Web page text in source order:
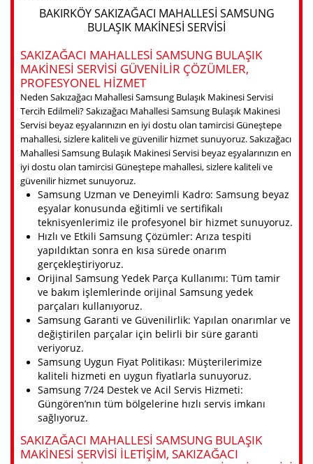
BAKIRKÖY SAKIZAĞACI MAHALLESI SAMSUNG
BULAŞIK MAKINESI SERVISI
SAKIZAĞACI MAHALLESI SAMSUNG BULAŞIK
MAKINESI SERVISI GÜVENILIR ÇÖZÜMLER,
PROFESYONEL HIZMET
Neden Sakızağacı Mahallesi Samsung Bulaşık Makinesi Servisi
Tercih Edilmeli? Sakızağacı Mahallesi Samsung Bulaşık Makinesi
Servisi beyaz eşyalarınızın en iyi dostu olan tamircisi Güneştepe
mahallesi, sizlere kaliteli ve güvenilir hizmet sunuyoruz. Sakızağacı
Mahallesi Samsung Bulaşık Makinesi Servisi beyaz eşyalarınızın en
iyi dostu olan tamircisi Güneştepe mahallesi, sizlere kaliteli ve
güvenilir hizmet sunuyoruz.
Samsung Uzman ve Deneyimli Kadro: Samsung beyaz
eşyalar konusunda eğitimli ve sertifikalı
teknisyenlerimiz ile profesyonel bir hizmet sunuyoruz.
Hızlı ve Etkili Samsung Çözümler: Arıza tespiti
yapıldıktan sonra en kısa sürede onarım
gerçekleştiriyoruz.
Orijinal Samsung Yedek Parça Kullanımı: Tüm tamir
ve bakım işlemlerinde orijinal Samsung yedek
parçaları kullanıyoruz.
Samsung Garanti ve Güvenilirlik: Yapılan onarımlar ve
değiştirilen parçalar için belirli bir süre garanti
veriyoruz.
Samsung Uygun Fiyat Politikası: Müşterilerimize
kaliteli hizmeti en uygun fiyatlarla sunuyoruz.
Samsung 7/24 Destek ve Acil Servis Hizmeti:
Güngören’nın tüm bölgelerine hızlı servis imkanı
sağlıyoruz.
SAKIZAĞACI MAHALLESI SAMSUNG BULAŞIK
MAKINESI SERVISI ILETIŞIM, SAKIZAĞACI